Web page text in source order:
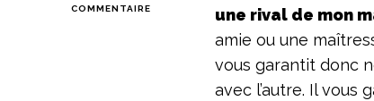
COMMENTAIRE
une rival de mon
amie ou une
vous garantit donc
avec l’autre. Il vous